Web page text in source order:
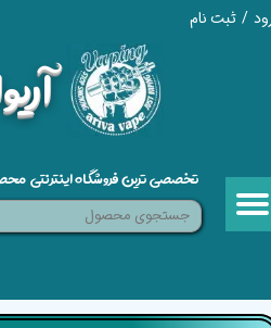
/ ثبت نام
حساب کاربری من
خروج از حساب کاربری
تخصصی ترین فروشگاه اینترنتی